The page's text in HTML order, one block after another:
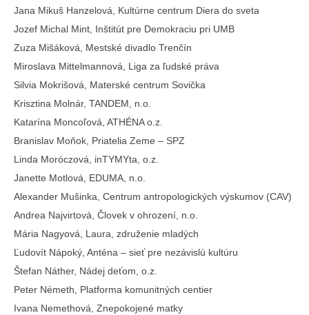
Jana Mikuš Hanzelová, Kultúrne centrum Diera do sveta
Jozef Michal Mint, Inštitút pre Demokraciu pri UMB
Zuza Mišáková, Mestské divadlo Trenčín
Miroslava Mittelmannová, Liga za ľudské práva
Silvia Mokrišová, Materské centrum Sovička
Krisztina Molnár, TANDEM, n.o.
Katarína Moncoľová, ATHÉNA o.z.
Branislav Moňok, Priatelia Zeme – SPZ
Linda Moróczová, inTYMYta, o.z.
Janette Motlová, EDUMA, n.o.
Alexander Mušinka, Centrum antropologických výskumov (CAV)
Andrea Najvirtová, Človek v ohrození, n.o.
Mária Nagyová, Laura, združenie mladých
Ľudovít Nápoký, Anténa – sieť pre nezávislú kultúru
Štefan Náther, Nádej deťom, o.z.
Peter Németh, Platforma komunitných centier
Ivana Nemethová, Znepokojené matky